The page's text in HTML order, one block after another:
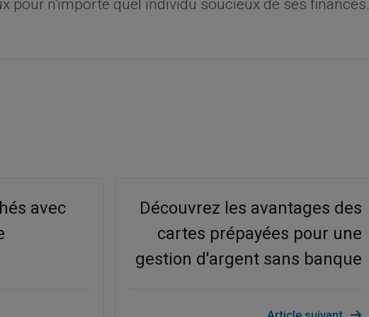
pour n'importe quel individu soucieux de ses finances.
avec
Découvrez les avantages des
cartes prépayées pour une
gestion d'argent sans banque